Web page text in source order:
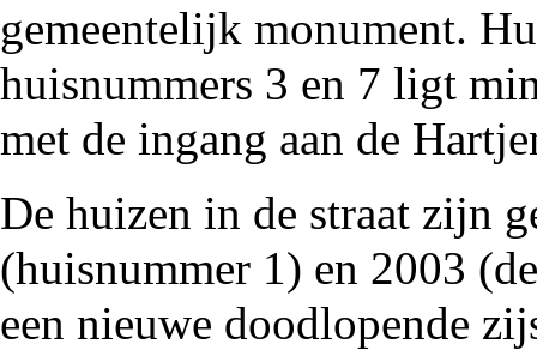
gemeentelijk monument.
huisnummers 3 en 7 ligt
met de ingang aan de
De huizen in de straat zijn
(huisnummer 1) en 2003
een nieuwe doodlopende